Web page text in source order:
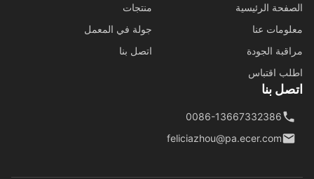
الرئيسية
منتجات
عنا
جولة في المعمل
الجودة
اتصل بنا
اقتباس
بنا
0086-13667332386
feliciazhou@pa.ecer.com